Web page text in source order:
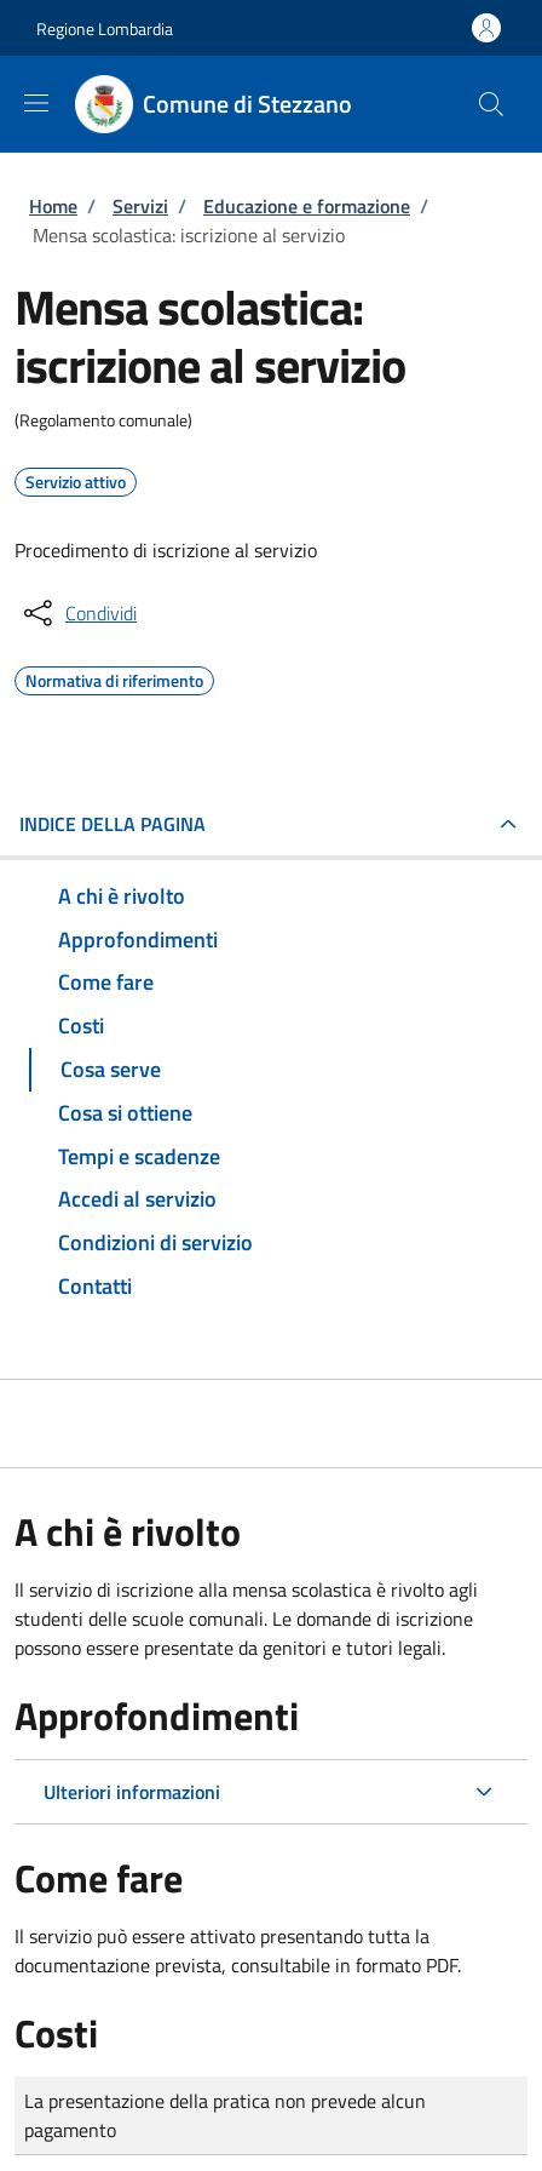
Regione Lombardia
Comune di Stezzano
Briciole di pane
Home / Servizi / Educazione e formazione /
Mensa scolastica: iscrizione al servizio
Mensa scolastica:
iscrizione al servizio
(Regolamento comunale)
Servizio attivo
Procedimento di iscrizione al servizio
Condividi
Normativa di riferimento
INDICE DELLA PAGINA
A chi è rivolto
Approfondimenti
Come fare
Costi
Cosa serve
Cosa si ottiene
Tempi e scadenze
Accedi al servizio
Condizioni di servizio
Contatti
A chi è rivolto
Il servizio di iscrizione alla mensa scolastica è rivolto agli
studenti delle scuole comunali. Le domande di iscrizione
possono essere presentate da genitori e tutori legali.
Approfondimenti
Ulteriori informazioni
Come fare
Il servizio può essere attivato presentando tutta la
documentazione prevista, consultabile in formato PDF.
Costi
Tipo di pagamento
Importo
La presentazione della pratica non prevede alcun
pagamento